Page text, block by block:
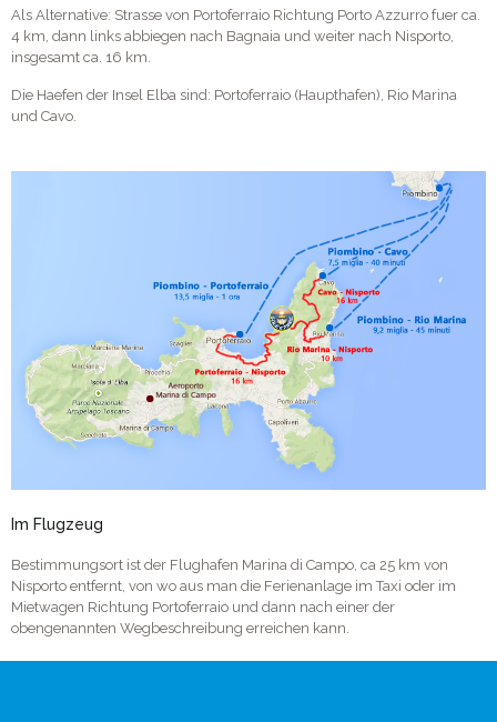
Als Alternative: Strasse von Portoferraio Richtung Porto Azzurro fuer ca.
4 km, dann links abbiegen nach Bagnaia und weiter nach Nisporto,
insgesamt ca. 16 km.
Die Haefen der Insel Elba sind: Portoferraio (Haupthafen), Rio Marina
und Cavo.
Im Flugzeug
Bestimmungsort ist der Flughafen Marina di Campo, ca 25 km von
Nisporto entfernt, von wo aus man die Ferienanlage im Taxi oder im
Mietwagen Richtung Portoferraio und dann nach einer der
obengenannten Wegbeschreibung erreichen kann.